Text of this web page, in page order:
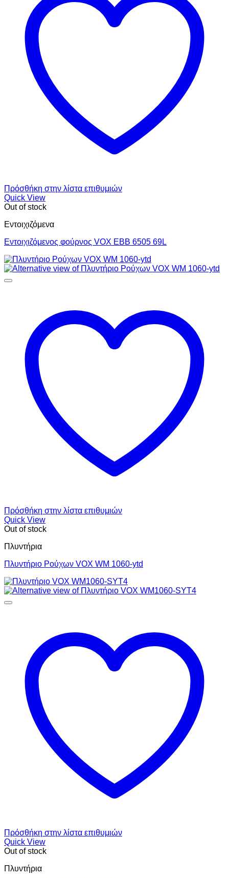
Πρόσθήκη στην λίστα επιθυμιών
Quick View
Out of stock
Εντoιχιζόμενα
Εντοιχιζόμενος φούρνος VOX EBB 6505 69L
Πρόσθήκη στην λίστα επιθυμιών
Quick View
Out of stock
Πλυντήρια
Πλυντήριο Ρούχων VOX WM 1060-ytd
Πρόσθήκη στην λίστα επιθυμιών
Quick View
Out of stock
Πλυντήρια